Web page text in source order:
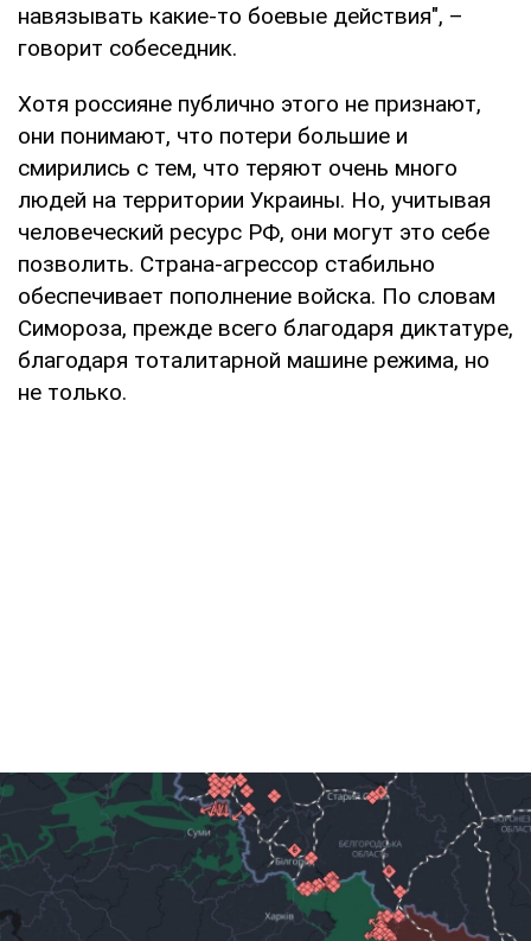
навязывать какие-то боевые действия", –
говорит собеседник.
Хотя россияне публично этого не признают,
они понимают, что потери большие и
смирились с тем, что теряют очень много
людей на территории Украины. Но, учитывая
человеческий ресурс РФ, они могут это себе
позволить. Страна-агрессор стабильно
обеспечивает пополнение войска. По словам
Симороза, прежде всего благодаря диктатуре,
благодаря тоталитарной машине режима, но
не только.